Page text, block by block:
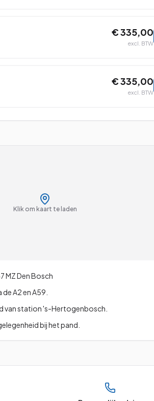
€ 335,00
excl. BTW
€ 335,00
excl. BTW
Klik om kaart te laden
MZDen Bosch
A2 en A59.
van station 's-Hertogenbosch.
bij het pand.